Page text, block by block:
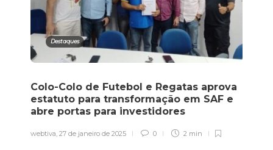
Destaques
Colo-Colo de Futebol e Regatas aprova
estatuto para transformação em SAF e
abre portas para investidores
webtiva, 27 de janeiro de 2025 0 2 min